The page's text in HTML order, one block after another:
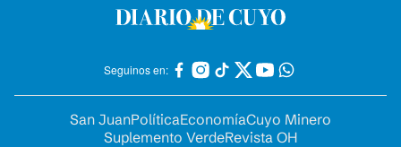
Seguinos en:
San JuanPolíticaEconomíaCuyo Minero
Suplemento VerdeRevista OH